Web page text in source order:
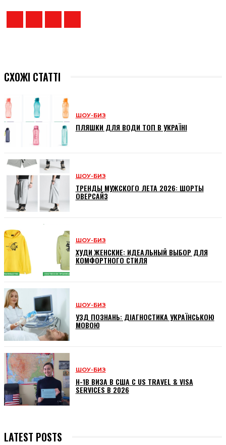
СХОЖІ СТАТТІ
ШОУ-БИЗ
ПЛЯШКИ ДЛЯ ВОДИ ТОП В УКРАЇНІ
ШОУ-БИЗ
ТРЕНДЫ МУЖСКОГО ЛЕТА 2026: ШОРТЫ
ОВЕРСАЙЗ
ШОУ-БИЗ
ХУДИ ЖЕНСКИЕ: ИДЕАЛЬНЫЙ ВЫБОР ДЛЯ
КОМФОРТНОГО СТИЛЯ
ШОУ-БИЗ
УЗД ПОЗНАНЬ: ДІАГНОСТИКА УКРАЇНСЬКОЮ
МОВОЮ
ШОУ-БИЗ
H-1B ВИЗА В США С US TRAVEL & VISA
SERVICES В 2026
LATEST POSTS